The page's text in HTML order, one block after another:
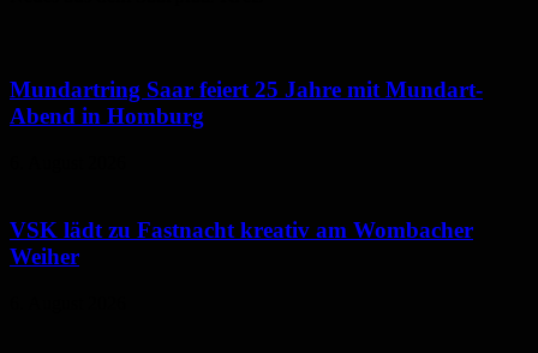
Mundartring Saar feiert 25 Jahre mit Mundart-
Abend in Homburg
VSK lädt zu Fastnacht kreativ am Wombacher
Weiher